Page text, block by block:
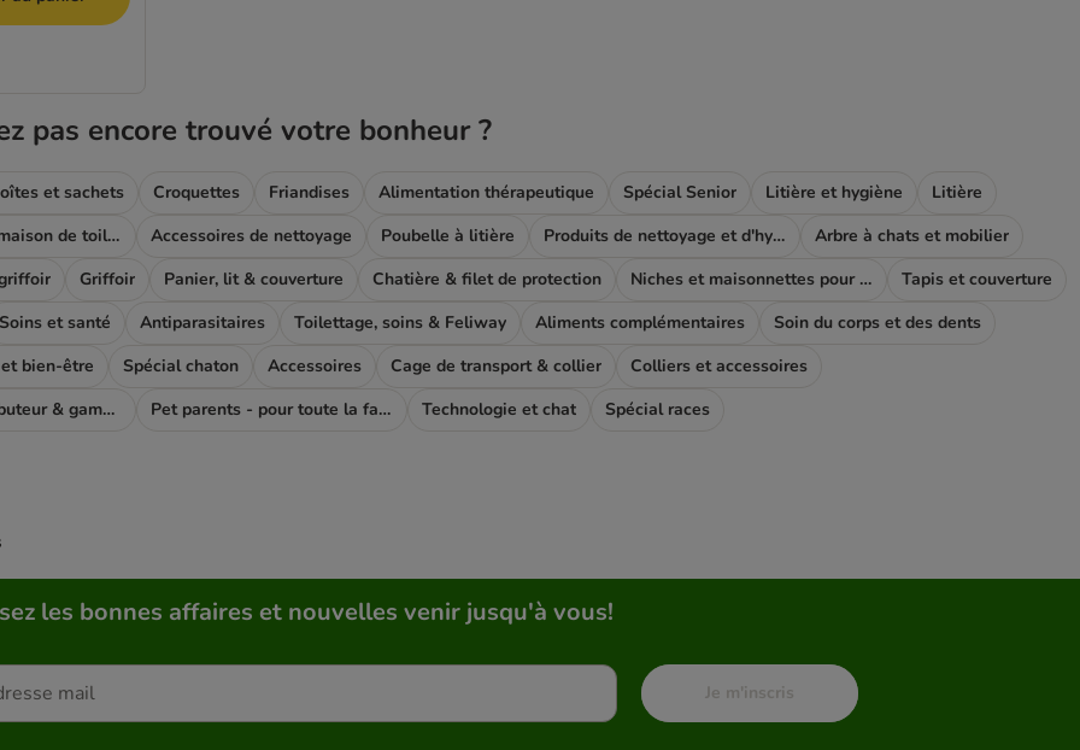
pas encore trouvé votre bonheur ?
et sachets Croquettes Friandises Alimentation thérapeutique Spécial Senior Litière et hygiène
Litière
Bac à litière & maison de toilette
Accessoires de nettoyage Poubelle à litière Produits de nettoyage et d'hygiène
Arbre à chats et mobilier
Griffoir Panier, lit & couverture Chatière & filet de protection Niches et maisonnettes pour chat
Tapis et couverture
Soins et santé Antiparasitaires Toilettage, soins & Feliway Aliments complémentaires
Soin du corps et des dents
bien-être
Spécial chaton Accessoires Cage de transport & collier
Colliers et accessoires
Fontaine, distributeur & gamelle
Pet parents - pour toute la famile Technologie et chat Spécial races
les bonnes affaires et nouvelles venir jusqu'à vous!
Je m'inscris